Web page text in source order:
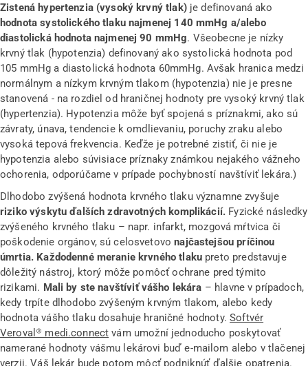
Zistená hypertenzia (vysoký krvný tlak) je definovaná ako
hodnota systolického tlaku najmenej 140 mmHg a/alebo
diastolická hodnota najmenej 90 mmHg. Všeobecne je nízky
krvný tlak (hypotenzia) definovaný ako systolická hodnota pod
105 mmHg a diastolická hodnota 60mmHg. Avšak hranica medzi
normálnym a nízkym krvným tlakom (hypotenzia) nie je presne
stanovená - na rozdiel od hraničnej hodnoty pre vysoký krvný tlak
(hypertenzia). Hypotenzia môže byť spojená s príznakmi, ako sú
závraty, únava, tendencie k omdlievaniu, poruchy zraku alebo
vysoká tepová frekvencia. Keďže je potrebné zistiť, či nie je
hypotenzia alebo súvisiace príznaky známkou nejakého vážneho
ochorenia, odporúčame v prípade pochybností navštíviť lekára.)
Dlhodobo zvýšená hodnota krvného tlaku významne zvyšuje
riziko výskytu ďalších zdravotných komplikácií. Fyzické následky
zvýšeného krvného tlaku – napr. infarkt, mozgová mŕtvica či
poškodenie orgánov, sú celosvetovo najčastejšou príčinou
úmrtia. Každodenné meranie krvného tlaku preto predstavuje
dôležitý nástroj, ktorý môže pomôcť ochrane pred týmito
rizikami. Mali by ste navštíviť vášho lekára – hlavne v prípadoch,
kedy trpíte dlhodobo zvýšeným krvným tlakom, alebo kedy
hodnota vášho tlaku dosahuje hraničné hodnoty.Softvér
Veroval® medi.connect vám umožní jednoducho poskytovať
namerané hodnoty vášmu lekárovi buď e-mailom alebo v tlačenej
verzii. Váš lekár bude potom môcť podniknúť ďalšie opatrenia.